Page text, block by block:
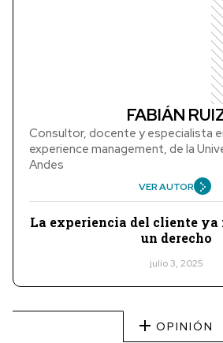
FABIÁN
Consultor, docente y especialista
experience management, de la
Andes
VER AUTOR
La experiencia del cliente ya
un derecho
julio 3, 2025
OPINIÓN